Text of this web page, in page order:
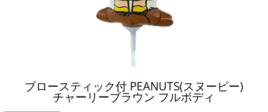
ブロースティック付 PEANUTS(スヌーピー)
チャーリーブラウン フルボディ